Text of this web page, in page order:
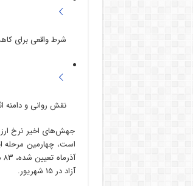
شرط واقعی برای
نقش روانی و دامنه
جهش‌های اخیر نرخ
آزاد در ۱۵ شهریور.